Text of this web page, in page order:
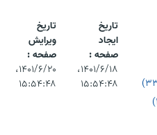
تاریخ
ایجاد
صفحه :
۱۴۰۱/۶/۱۸،‏
۱۵:۵۴:۴۸
تاریخ
ویرایش
صفحه :
۱۴۰۱/۶/۲۰،‏
۱۵:۵۴:۴۸